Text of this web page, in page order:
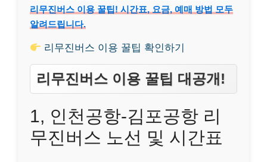
리무진버스 이용 꿀팁! 시간표, 요금, 예매 방법 모두
알려드립니다.
리무진버스 이용 꿀팁 확인하기
리무진버스 이용 꿀팁 대공개!
1, 인천공항-김포공항 리
무진버스 노선 및 시간표